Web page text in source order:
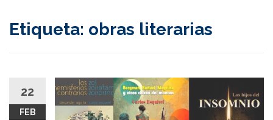
Etiqueta: obras literarias
22
FEB